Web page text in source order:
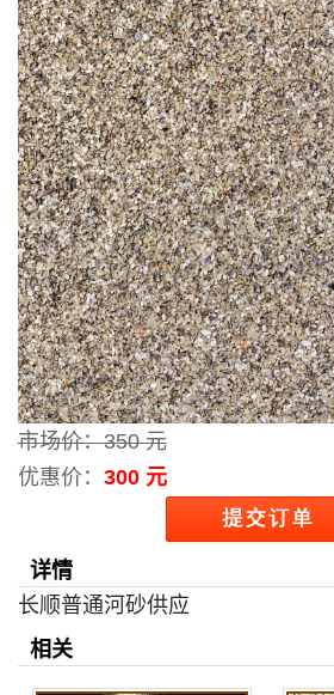
市场价：350 元
优惠价： 300 元
详情
长顺普通河砂供应
相关